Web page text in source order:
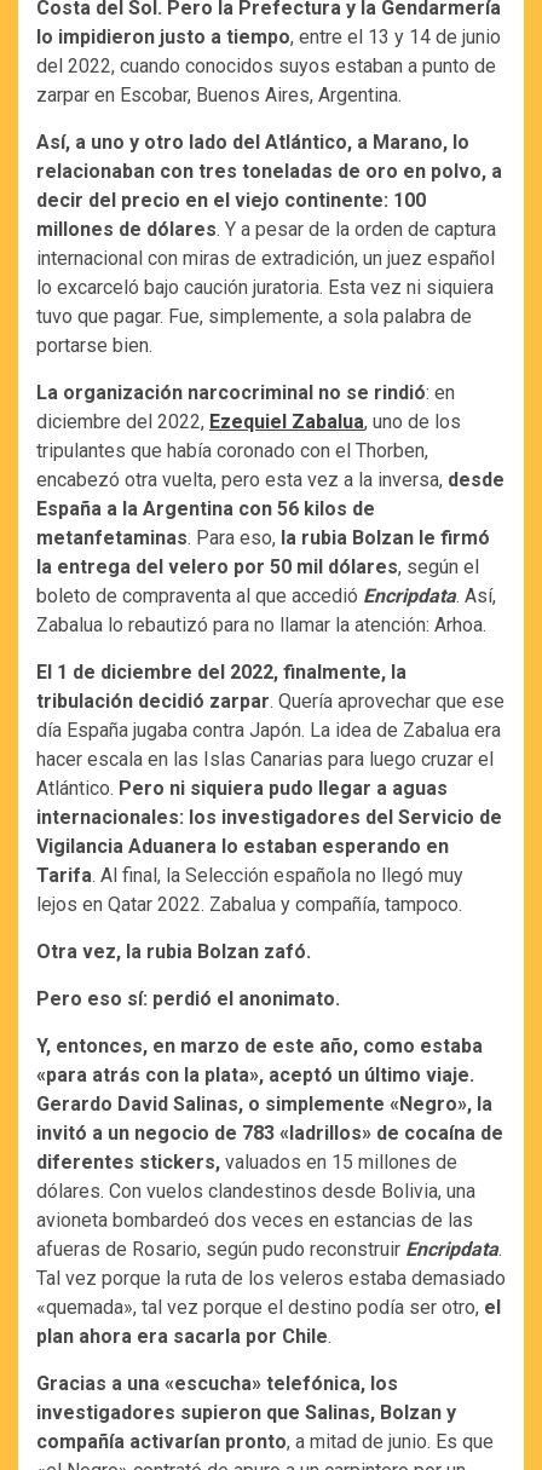
Costa del Sol. Pero la Prefectura y la Gendarmería
lo impidieron justo a tiempo, entre el 13 y 14 de junio
del 2022, cuando conocidos suyos estaban a punto de
zarpar en Escobar, Buenos Aires, Argentina.
Así, a uno y otro lado del Atlántico, a Marano, lo
relacionaban con tres toneladas de oro en polvo, a
decir del precio en el viejo continente: 100
millones de dólares. Y a pesar de la orden de captura
internacional con miras de extradición, un juez español
lo excarceló bajo caución juratoria. Esta vez ni siquiera
tuvo que pagar. Fue, simplemente, a sola palabra de
portarse bien.
La organización narcocriminal no se rindió: en
diciembre del 2022, Ezequiel Zabalua, uno de los
tripulantes que había coronado con el Thorben,
encabezó otra vuelta, pero esta vez a la inversa, desde
España a la Argentina con 56 kilos de
metanfetaminas. Para eso, la rubia Bolzan le firmó
la entrega del velero por 50 mil dólares, según el
boleto de compraventa al que accedió Encripdata. Así,
Zabalua lo rebautizó para no llamar la atención: Arhoa.
El 1 de diciembre del 2022, finalmente, la
tribulación decidió zarpar. Quería aprovechar que ese
día España jugaba contra Japón. La idea de Zabalua era
hacer escala en las Islas Canarias para luego cruzar el
Atlántico. Pero ni siquiera pudo llegar a aguas
internacionales: los investigadores del Servicio de
Vigilancia Aduanera lo estaban esperando en
Tarifa. Al final, la Selección española no llegó muy
lejos en Qatar 2022. Zabalua y compañía, tampoco.
Otra vez, la rubia Bolzan zafó.
Pero eso sí: perdió el anonimato.
Y, entonces, en marzo de este año, como estaba
«para atrás con la plata», aceptó un último viaje.
Gerardo David Salinas, o simplemente «Negro», la
invitó a un negocio de 783 «ladrillos» de cocaína de
diferentes stickers, valuados en 15 millones de
dólares. Con vuelos clandestinos desde Bolivia, una
avioneta bombardeó dos veces en estancias de las
afueras de Rosario, según pudo reconstruir Encripdata.
Tal vez porque la ruta de los veleros estaba demasiado
«quemada», tal vez porque el destino podía ser otro, el
plan ahora era sacarla por Chile.
Gracias a una «escucha» telefónica, los
investigadores supieron que Salinas, Bolzan y
compañía activarían pronto, a mitad de junio. Es que